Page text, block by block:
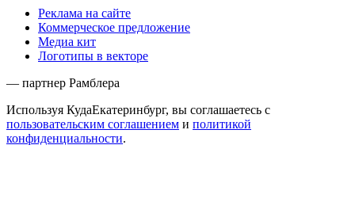
Реклама на сайте
Коммерческое предложение
Медиа кит
Логотипы в векторе
— партнер Рамблера
Используя КудаЕкатеринбург, вы соглашаетесь с
пользовательским соглашением и политикой
конфиденциальности.